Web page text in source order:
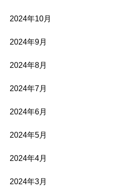
2024年10月
2024年9月
2024年8月
2024年7月
2024年6月
2024年5月
2024年4月
2024年3月